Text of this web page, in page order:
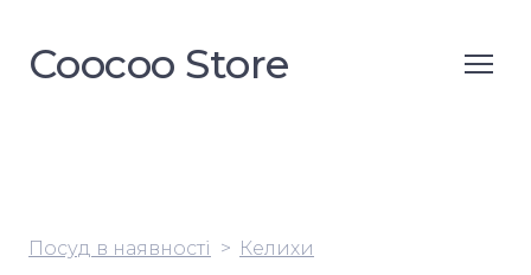
Coocoo Store
Посуд в наявності Келихи